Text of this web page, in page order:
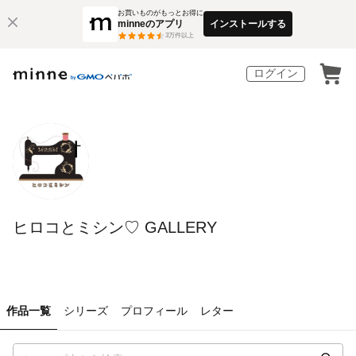
お買いものがもっとお得に
minneのアプリ
3万件以上
インストールする
ログイン
ヒロコとミシン♡ GALLERY
作品一覧 シリーズ プロフィール レター